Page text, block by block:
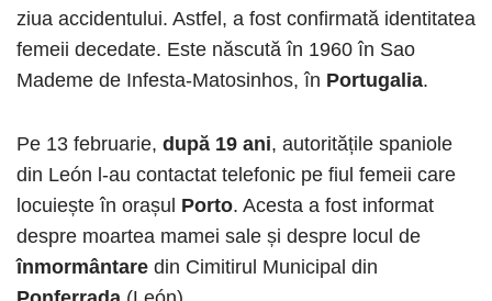
ziua accidentului. Astfel, a fost confirmată identitatea
femeii decedate. Este născută în 1960 în Sao
Mademe de Infesta-Matosinhos, în Portugalia.
Pe 13 februarie, după 19 ani, autoritățile spaniole
din León l-au contactat telefonic pe fiul femeii care
locuiește în orașul Porto. Acesta a fost informat
despre moartea mamei sale și despre locul de
înmormântare din Cimitirul Municipal din